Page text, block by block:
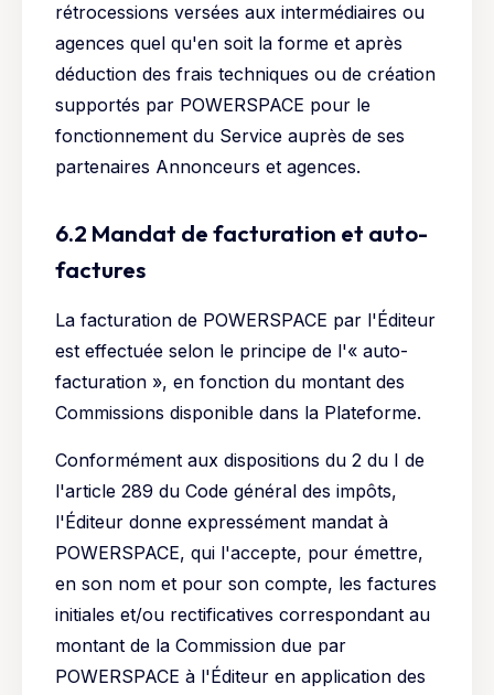
rétrocessions versées aux intermédiaires ou
agences quel qu'en soit la forme et après
déduction des frais techniques ou de création
supportés par POWERSPACE pour le
fonctionnement du Service auprès de ses
partenaires Annonceurs et agences.
6.2 Mandat de facturation et auto-
factures
La facturation de POWERSPACE par l'Éditeur
est effectuée selon le principe de l'« auto-
facturation », en fonction du montant des
Commissions disponible dans la Plateforme.
Conformément aux dispositions du 2 du I de
l'article 289 du Code général des impôts,
l'Éditeur donne expressément mandat à
POWERSPACE, qui l'accepte, pour émettre,
en son nom et pour son compte, les factures
initiales et/ou rectificatives correspondant au
montant de la Commission due par
POWERSPACE à l'Éditeur en application des